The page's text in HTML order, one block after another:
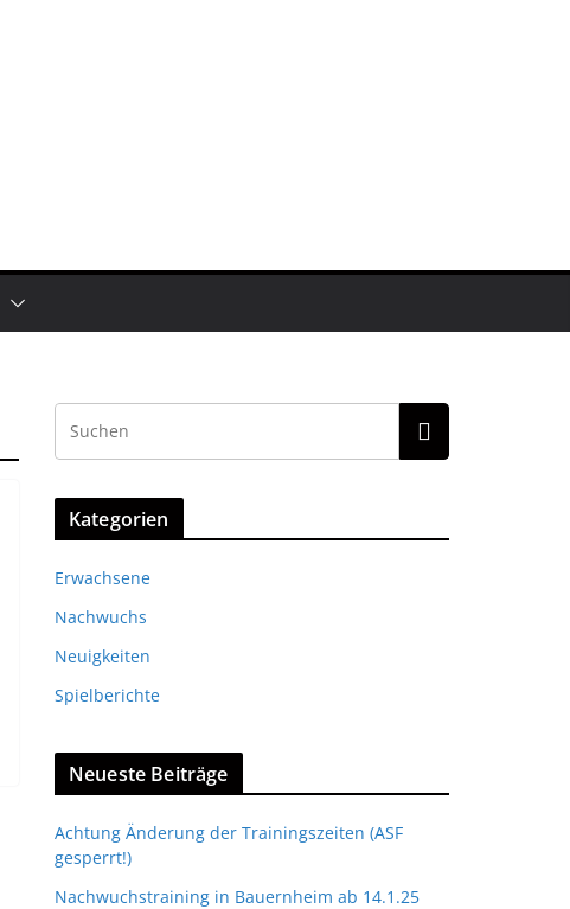
Kategorien
Erwachsene
Nachwuchs
Neuigkeiten
Spielberichte
Neueste Beiträge
Achtung Änderung der Trainingszeiten (ASF
gesperrt!)
Nachwuchstraining in Bauernheim ab 14.1.25